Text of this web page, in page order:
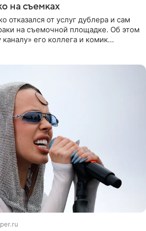
на съемках
отказался от услуг дублера и сам
на съемочной площадке. Об этом
каналу» его коллега и комик